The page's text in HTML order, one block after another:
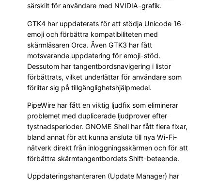
särskilt för användare med NVIDIA-grafik.
GTK4 har uppdaterats för att stödja Unicode 16-
emoji och förbättra kompatibiliteten med
skärmläsaren Orca. Även GTK3 har fått
motsvarande uppdatering för emoji-stöd.
Dessutom har tangentbordsnavigering i listor
förbättrats, vilket underlättar för användare som
förlitar sig på tillgänglighetshjälpmedel.
PipeWire har fått en viktig ljudfix som eliminerar
problemet med duplicerade ljudprover efter
tystnadsperioder. GNOME Shell har fått flera fixar,
bland annat för att kunna ansluta till nya Wi-Fi-
nätverk direkt från inloggningsskärmen och för att
förbättra skärmtangentbordets Shift-beteende.
Uppdateringshanteraren (Update Manager) har